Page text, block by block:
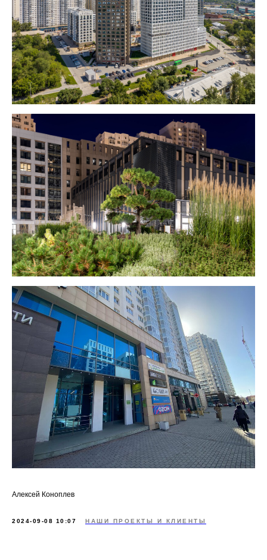
Алексей Коноплев
2024-09-08 10:07 НАШИ ПРОЕКТЫ И КЛИЕНТЫ